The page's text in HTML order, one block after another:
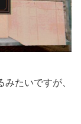
たいですが、